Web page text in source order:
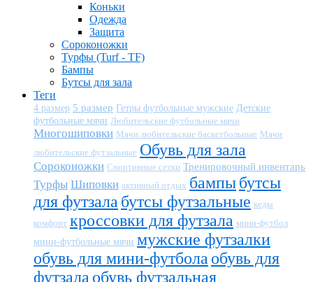
Коньки
Одежда
Защита
Сороконожки
Турфы (Turf - TF)
Бампы
Бутсы для зала
Теги
4 размер 5 размер Гетры футбольные мужские Детские
футбольные мячи Любительские футбольные мячи
Многошиповки Мячи любительские баскетбольные Мячи
любительские футзальные Обувь для зала
Сороконожки Спортивные сетки Тренировочный инвентарь
Турфы Шиповки активный отдых бампыбутсы
для футзала бутсы футзальные кеды
комфорт кроссовки для футзала мини-футбол
мини-футбольные мячи мужские футзалки
обувь для мини-футбола обувь для
футзала обувь футзальная